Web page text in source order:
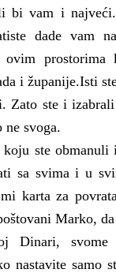
bi vam i
dade vam
ovim
i županije.Isti
Zato ste i
ne svoga.
ste
sa svima i u
karta za
Marko,
Dinari,
nastavite samo